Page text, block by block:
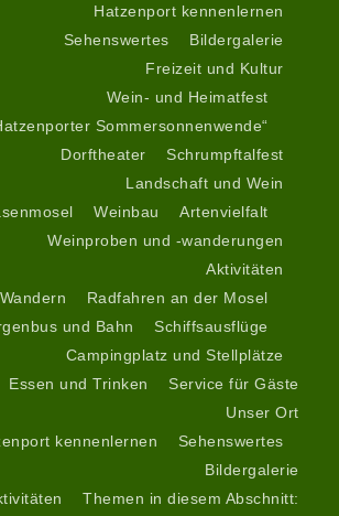
Hatzenport kennenlernen
Sehenswertes
Bildergalerie
Freizeit und Kultur
Wein- und Heimatfest
Sommersonnenwende“
Dorftheater
Schrumpftalfest
Landschaft und Wein
Weinbau
Artenvielfalt
Weinproben und -wanderungen
Aktivitäten
Wandern
Radfahren an der Mosel
und Bahn
Schiffsausflüge
Campingplatz und Stellplätze
Essen und Trinken
Service für Gäste
Unser Ort
kennenlernen
Sehenswertes
Bildergalerie
Themen in diesem Abschnitt: